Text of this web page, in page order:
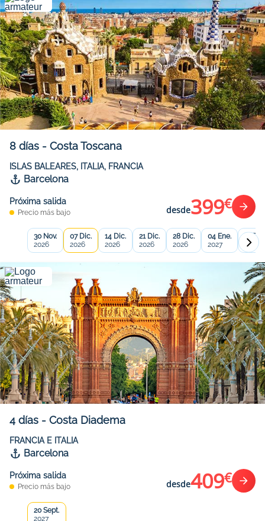
8 días - Costa Toscana
ISLAS BALEARES, ITALIA, FRANCIA
Barcelona
Próxima salida
Precio más bajo desde399€
30 Nov.
2026
07 Dic.
2026
14 Dic.
2026
21 Dic.
2026
28 Dic.
2026
04 Ene.
2027
11 Ene.
2027
4 días - Costa Diadema
FRANCIA E ITALIA
Barcelona
Próxima salida
Precio más bajo desde409€
20 Sept.
2027